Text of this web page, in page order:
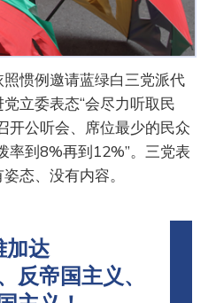
惯例邀请蓝绿白三党派代
立委表态“会尽力听取民
开公听会、席位最少的民众
率到8%再到12%”。三党表
态、没有内容。
加达
反帝国主义、